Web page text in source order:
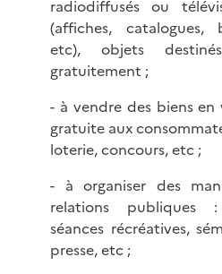
radiodiffusés ou
(affiches, catalogues,
etc), objets
gratuitement ;
- à vendre des biens
gratuite aux
loterie, concours, etc ;
- à organiser des
relations publiques
séances récréatives,
presse, etc ;